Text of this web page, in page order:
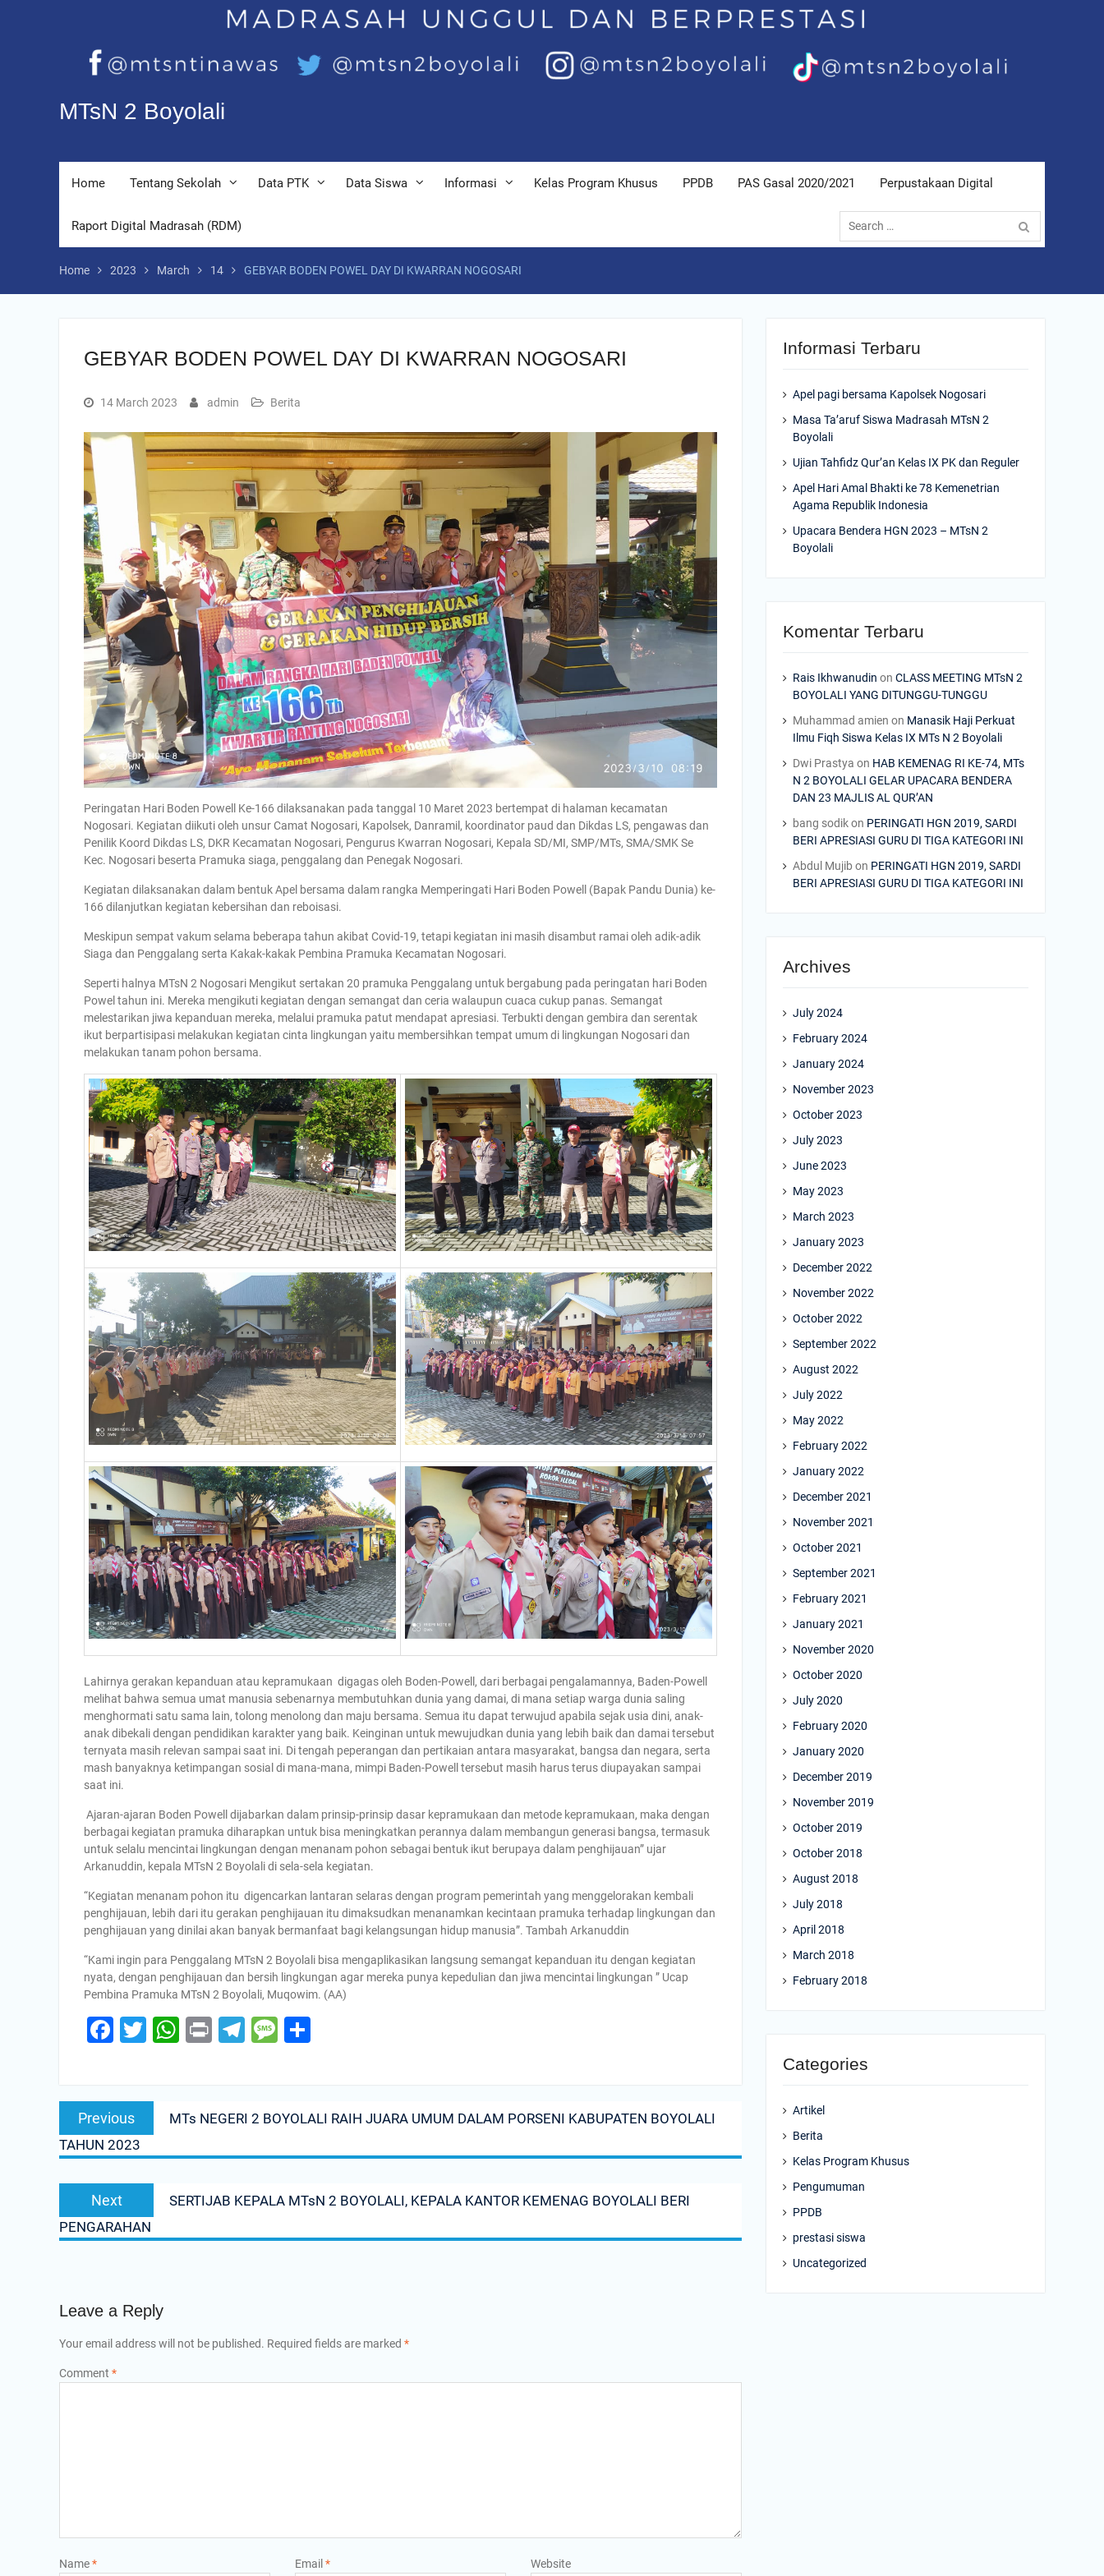
MTsN 2 Boyolali
Home Tentang Sekolah Data PTK Data Siswa Informasi Kelas Program Khusus PPDB PAS Gasal 2020/2021 Perpustakaan Digital
Raport Digital Madrasah (RDM)
Search
for:
Home 2023 March 14 GEBYAR BODEN POWEL DAY DI KWARRAN NOGOSARI
GEBYAR BODEN POWEL DAY DI KWARRAN NOGOSARI
14 March 2023 admin Berita
Peringatan Hari Boden Powell Ke-166 dilaksanakan pada tanggal 10 Maret 2023 bertempat di halaman kecamatan
Nogosari. Kegiatan diikuti oleh unsur Camat Nogosari, Kapolsek, Danramil, koordinator paud dan Dikdas LS, pengawas dan
Penilik Koord Dikdas LS, DKR Kecamatan Nogosari, Pengurus Kwarran Nogosari, Kepala SD/MI, SMP/MTs, SMA/SMK Se
Kec. Nogosari beserta Pramuka siaga, penggalang dan Penegak Nogosari.
Kegiatan dilaksanakan dalam bentuk Apel bersama dalam rangka Memperingati Hari Boden Powell (Bapak Pandu Dunia) ke-
166 dilanjutkan kegiatan kebersihan dan reboisasi.
Meskipun sempat vakum selama beberapa tahun akibat Covid-19, tetapi kegiatan ini masih disambut ramai oleh adik-adik
Siaga dan Penggalang serta Kakak-kakak Pembina Pramuka Kecamatan Nogosari.
Seperti halnya MTsN 2 Nogosari Mengikut sertakan 20 pramuka Penggalang untuk bergabung pada peringatan hari Boden
Powel tahun ini. Mereka mengikuti kegiatan dengan semangat dan ceria walaupun cuaca cukup panas. Semangat
melestarikan jiwa kepanduan mereka, melalui pramuka patut mendapat apresiasi. Terbukti dengan gembira dan serentak
ikut berpartisipasi melakukan kegiatan cinta lingkungan yaitu membersihkan tempat umum di lingkungan Nogosari dan
melakukan tanam pohon bersama.
Lahirnya gerakan kepanduan atau kepramukaan digagas oleh Boden-Powell, dari berbagai pengalamannya, Baden-Powell
melihat bahwa semua umat manusia sebenarnya membutuhkan dunia yang damai, di mana setiap warga dunia saling
menghormati satu sama lain, tolong menolong dan maju bersama. Semua itu dapat terwujud apabila sejak usia dini, anak-
anak dibekali dengan pendidikan karakter yang baik. Keinginan untuk mewujudkan dunia yang lebih baik dan damai tersebut
ternyata masih relevan sampai saat ini. Di tengah peperangan dan pertikaian antara masyarakat, bangsa dan negara, serta
mash banyaknya ketimpangan sosial di mana-mana, mimpi Baden-Powell tersebut masih harus terus diupayakan sampai
saat ini.
Ajaran-ajaran Boden Powell dijabarkan dalam prinsip-prinsip dasar kepramukaan dan metode kepramukaan, maka dengan
berbagai kegiatan pramuka diharapkan untuk bisa meningkatkan perannya dalam membangun generasi bangsa, termasuk
untuk selalu mencintai lingkungan dengan menanam pohon sebagai bentuk ikut berupaya dalam penghijauan” ujar
Arkanuddin, kepala MTsN 2 Boyolali di sela-sela kegiatan.
“Kegiatan menanam pohon itu digencarkan lantaran selaras dengan program pemerintah yang menggelorakan kembali
penghijauan, lebih dari itu gerakan penghijauan itu dimaksudkan menanamkan kecintaan pramuka terhadap lingkungan dan
penghijauan yang dinilai akan banyak bermanfaat bagi kelangsungan hidup manusia”. Tambah Arkanuddin
“Kami ingin para Penggalang MTsN 2 Boyolali bisa mengaplikasikan langsung semangat kepanduan itu dengan kegiatan
nyata, dengan penghijauan dan bersih lingkungan agar mereka punya kepedulian dan jiwa mencintai lingkungan ” Ucap
Pembina Pramuka MTsN 2 Boyolali, Muqowim. (AA)
Facebook
Twitter
WhatsApp
PrintTelegram
Message
Post
navigation
Previous
post:
MTs NEGERI 2 BOYOLALI RAIH JUARA UMUM DALAM PORSENI KABUPATEN BOYOLALI
TAHUN 2023
Next
post:
SERTIJAB KEPALA MTsN 2 BOYOLALI, KEPALA KANTOR KEMENAG BOYOLALI BERI
PENGARAHAN
Leave a Reply
Your email address will not be published. Required fields are marked *
Comment *
Name* Email * Website
Informasi Terbaru
Apel pagi bersama Kapolsek Nogosari
Masa Ta’aruf Siswa Madrasah MTsN 2
Boyolali
Ujian Tahfidz Qur’an Kelas IX PK dan Reguler
Apel Hari Amal Bhakti ke 78 Kemenetrian
Agama Republik Indonesia
Upacara Bendera HGN 2023 – MTsN 2
Boyolali
Komentar Terbaru
Rais Ikhwanudin on CLASS MEETING MTsN 2
BOYOLALI YANG DITUNGGU-TUNGGU
Muhammad amien on Manasik Haji Perkuat
Ilmu Fiqh Siswa Kelas IX MTs N 2 Boyolali
Dwi Prastya on HAB KEMENAG RI KE-74, MTs
N 2 BOYOLALI GELAR UPACARA BENDERA
DAN 23 MAJLIS AL QUR’AN
bang sodikon PERINGATI HGN 2019, SARDI
BERI APRESIASI GURU DI TIGA KATEGORI INI
Abdul Mujib on PERINGATI HGN 2019, SARDI
BERI APRESIASI GURU DI TIGA KATEGORI INI
Archives
July 2024
February 2024
January 2024
November 2023
October 2023
July 2023
June 2023
May 2023
March 2023
January 2023
December 2022
November 2022
October 2022
September 2022
August 2022
July 2022
May 2022
February 2022
January 2022
December 2021
November 2021
October 2021
September 2021
February 2021
January 2021
November 2020
October 2020
July 2020
February 2020
January 2020
December 2019
November 2019
October 2019
October 2018
August 2018
July 2018
April 2018
March 2018
February 2018
Categories
Artikel
Berita
Kelas Program Khusus
Pengumuman
PPDB
prestasi siswa
Uncategorized